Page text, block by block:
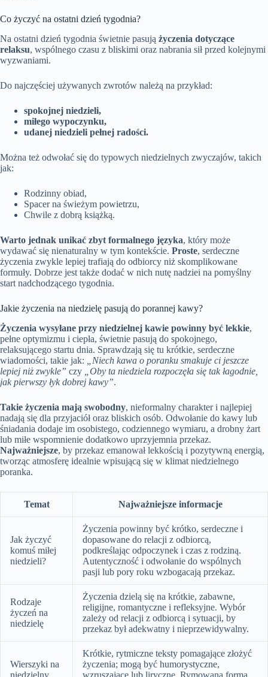
Co życzyć na ostatni dzień tygodnia?
Na ostatni dzień tygodnia świetnie pasują życzenia dotyczące
relaksu, wspólnego czasu z bliskimi oraz nabrania sił przed kolejnymi
wyzwaniami.
Do najczęściej używanych zwrotów należą na przykład:
spokojnej niedzieli,
miłego wypoczynku,
udanej niedzieli pełnej radości.
Można też odwołać się do typowych niedzielnych zwyczajów, takich
jak:
Rodzinny obiad,
Spacer na świeżym powietrzu,
Chwile z dobrą książką.
Warto jednak unikać zbyt formalnego języka, który może
wydawać się nienaturalny w tym kontekście. Proste, serdeczne
życzenia zwykle lepiej trafiają do odbiorcy niż skomplikowane
formuły. Dobrze jest także dodać w nich nutę nadziei na pomyślny
start nadchodzącego tygodnia.
Jakie życzenia na niedzielę pasują do porannej kawy?
Życzenia wysyłane przy niedzielnej kawie powinny być lekkie,
pełne optymizmu i ciepła, świetnie pasują do spokojnego,
relaksującego startu dnia. Sprawdzają się tu krótkie, serdeczne
wiadomości, takie jak:
„Niech kawa o poranku smakuje ci jeszcze
lepiej niż zwykle” czy
„Oby ta niedziela rozpoczęła się tak łagodnie,
jak pierwszy łyk dobrej kawy”.
Takie życzenia mają swobodny, nieformalny charakter i najlepiej
nadają się dla przyjaciół oraz bliskich osób. Odwołanie do kawy lub
śniadania dodaje im osobistego, codziennego wymiaru, a drobny żart
lub miłe wspomnienie dodatkowo uprzyjemnia przekaz.
Najważniejsze, by przekaz emanował lekkością i pozytywną energią,
tworząc atmosferę idealnie wpisującą się w klimat niedzielnego
poranka.
Temat Najważniejsze informacje
Jak życzyć
komuś miłej
niedzieli?
Życzenia powinny być krótko, serdeczne i
dopasowane do relacji z odbiorcą,
podkreślając odpoczynek i czas z rodziną.
Autentyczność i odwołanie do wspólnych
pasji lub pory roku wzbogacają przekaz.
Rodzaje
życzeń na
niedzielę
Życzenia dzielą się na krótkie, zabawne,
religijne, romantyczne i refleksyjne. Wybór
zależy od relacji z odbiorcą i sytuacji, by
przekaz był adekwatny i nieprzewidywalny.
Wierszyki na
niedzielny
Krótkie, rytmiczne teksty pomagające złożyć
życzenia; mogą być humorystyczne,
wzruszające lub liryczne. Rymowana forma